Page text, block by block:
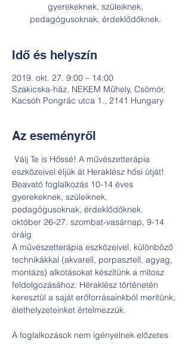
gyerekeknek, szüleiknek,
pedagógusoknak, érdeklődőknek.
Idő és helyszín
2019. okt. 27. 9:00 – 14:00
Szakicska-ház, NEKEM Műhely, Csömör,
Kacsóh Pongrác utca 1., 2141 Hungary
Az eseményről
Válj Te is Hőssé! A művészetterápia
eszközeivel éljük át Heraklész hősi útját!
Beavató foglalkozás 10-14 éves
gyerekeknek, szüleiknek,
pedagógusoknak, érdeklődőknek.
október 26-27. szombat-vasárnap, 9-14
óráig
A művészetterápia eszközeivel, különböző
technikákkal (akvarell, porpasztell, agyag,
montázs) alkotásokat készítünk a mítosz
feldolgozásához. Héraklész történetén
keresztül a saját erőforrásainkból merítünk,
A foglalkozások nem igényelnek előzetes